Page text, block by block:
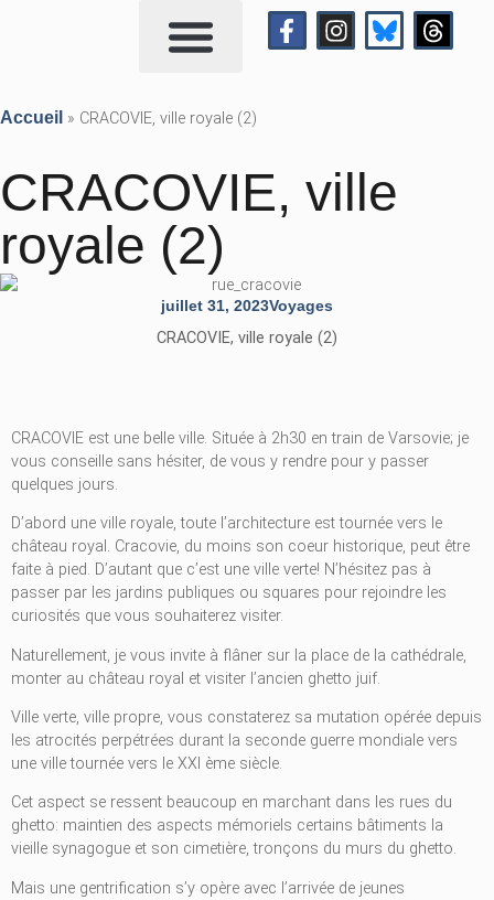
Accueil » CRACOVIE, ville royale (2)
CRACOVIE, ville
royale (2)
juillet 31, 2023Voyages
CRACOVIE, ville royale (2)
CRACOVIE est une belle ville. Située à 2h30 en train de Varsovie; je
vous conseille sans hésiter, de vous y rendre pour y passer
quelques jours.
D’abord une ville royale, toute l’architecture est tournée vers le
château royal. Cracovie, du moins son coeur historique, peut être
faite à pied. D’autant que c’est une ville verte! N’hésitez pas à
passer par les jardins publiques ou squares pour rejoindre les
curiosités que vous souhaiterez visiter.
Naturellement, je vous invite à flâner sur la place de la cathédrale,
monter au château royal et visiter l’ancien ghetto juif.
Ville verte, ville propre, vous constaterez sa mutation opérée depuis
les atrocités perpétrées durant la seconde guerre mondiale vers
une ville tournée vers le XXI ème siècle.
Cet aspect se ressent beaucoup en marchant dans les rues du
ghetto: maintien des aspects mémoriels certains bâtiments la
vieille synagogue et son cimetière, tronçons du murs du ghetto.
Mais une gentrification s’y opère avec l’arrivée de jeunes